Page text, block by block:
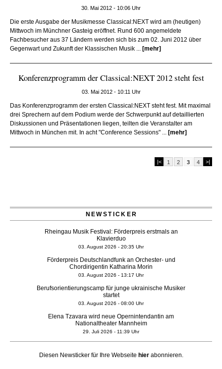
30. Mai 2012 - 10:06 Uhr
Die erste Ausgabe der Musikmesse Classical:NEXT wird am (heutigen)
Mittwoch im Münchner Gasteig eröffnet. Rund 600 angemeldete
Fachbesucher aus 37 Ländern werden sich bis zum 02. Juni 2012 über
Gegenwart und Zukunft der Klassischen Musik ... [mehr]
Konferenzprogramm der Classical:NEXT 2012 steht fest
03. Mai 2012 - 10:11 Uhr
Das Konferenzprogramm der ersten Classical:NEXT steht fest. Mit maximal
drei Sprechern auf dem Podium werde der Schwerpunkt auf detaillierten
Diskussionen und Präsentationen liegen, teilten die Veranstalter am
Mittwoch in München mit. In acht "Conference Sessions" ... [mehr]
|< 1 2 3 4 >|
NEWSTICKER
Rheingau Musik Festival: Förderpreis erstmals an
Klavierduo
03. August 2026 - 20:35 Uhr
Förderpreis Deutschlandfunk an Orchester- und
Chordirigentin Katharina Morin
03. August 2026 - 13:17 Uhr
Berufsorientierungscamp für junge ukrainische Musiker
startet
03. August 2026 - 08:00 Uhr
Elena Tzavara wird neue Opernintendantin am
Nationaltheater Mannheim
29. Juli 2026 - 11:39 Uhr
geht 2027
Diesen Newsticker für Ihre Webseite hierabonnieren.